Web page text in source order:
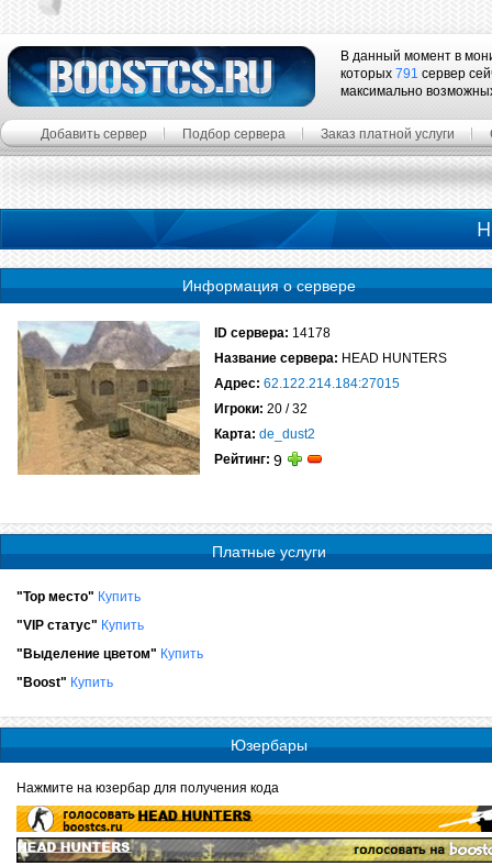
В данный момент в
которых 791 сервер
максимально
Добавить сервер Подбор сервера Заказ платной услуги
Информация о сервере
ID сервера: 14178
Название сервера: HEAD HUNTERS
Адрес: 62.122.214.184:27015
Игроки: 20 / 32
Карта: de_dust2
Рейтинг: 9
Платные услуги
"Top место" Купить
"VIP статус" Купить
"Выделение цветом" Купить
"Boost" Купить
Юзербары
Нажмите на юзербар для получения кода